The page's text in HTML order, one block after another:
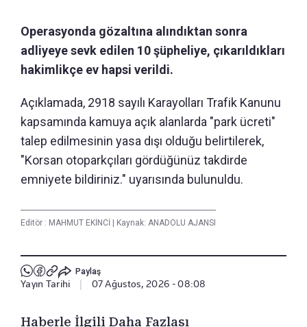
Operasyonda gözaltına alındıktan sonra
adliyeye sevk edilen 10 şüpheliye, çıkarıldıkları
hakimlikçe ev hapsi verildi.
Açıklamada, 2918 sayılı Karayolları Trafik Kanunu
kapsamında kamuya açık alanlarda "park ücreti"
talep edilmesinin yasa dışı olduğu belirtilerek,
"Korsan otoparkçıları gördüğünüz takdirde
emniyete bildiriniz." uyarısında bulunuldu.
Editör : MAHMUT EKİNCİ | Kaynak: ANADOLU AJANSI
Paylaş
Yayın Tarihi 07 Ağustos, 2026 - 08:08
Haberle İlgili Daha Fazlası